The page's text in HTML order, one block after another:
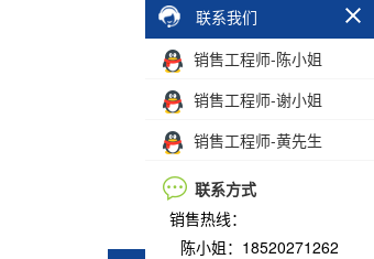
联系我们
销售工程师-陈小姐
销售工程师-谢小姐
销售工程师-黄先生
联系方式
销售热线：
陈小姐：18520271262